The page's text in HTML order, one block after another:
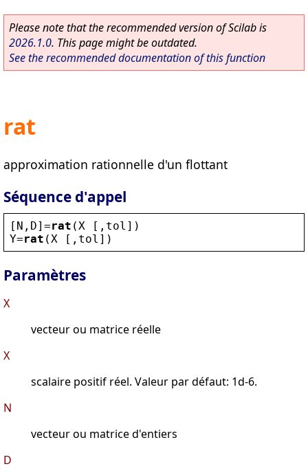
Please note that the recommended version of Scilab is
2026.1.0. This page might be outdated.
See the recommended documentation of this function
rat
approximation rationnelle d'un flottant
Séquence d'appel
[ N , D]=rat ( X [, tol ])
Y=rat ( X [, tol ])
Paramètres
X
vecteur ou matrice réelle
X
scalaire positif réel. Valeur par défaut: 1d-6.
N
vecteur ou matrice d'entiers
D